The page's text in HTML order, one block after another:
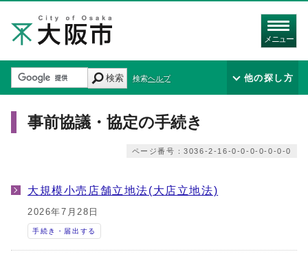
メニュー
検索 検索ヘルプ 他の探し方
事前協議・協定の手続き
ページ番号：3036-2-16-0-0-0-0-0-0-0
大規模小売店舗立地法(大店立地法)
2026年7月28日
手続き・届出する